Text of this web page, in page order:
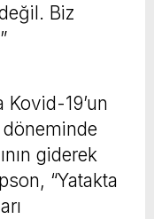
Biz
Kovid-19’un
giderek
“Yatakta